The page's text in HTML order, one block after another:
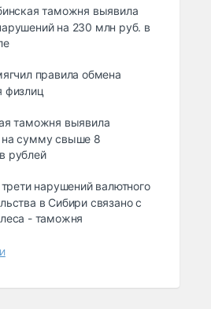
таможня выявила
на 230 млн руб. в
правила обмена
физлиц
таможня выявила
на сумму свыше 8
рублей
нарушений валютного
в Сибири связано с
- таможня